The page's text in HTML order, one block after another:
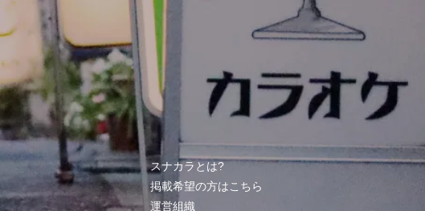
スナカラとは?
掲載希望の方はこちら
運営組織